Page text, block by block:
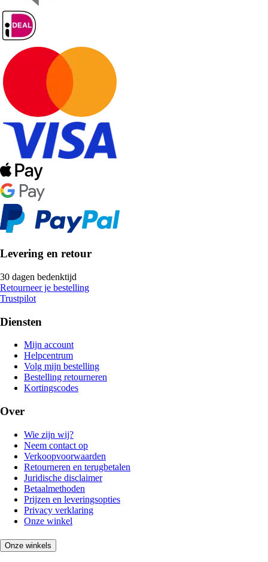
Levering en retour
30 dagen bedenktijd
Retourneer je bestelling
Trustpilot
Diensten
Mijn account
Helpcentrum
Volg mijn bestelling
Bestelling retourneren
Kortingscodes
Over
Wie zijn wij?
Neem contact op
Verkoopvoorwaarden
Retourneren en terugbetalen
Juridische disclaimer
Betaalmethoden
Prijzen en leveringsopties
Privacy verklaring
Onze winkel
Onze winkels